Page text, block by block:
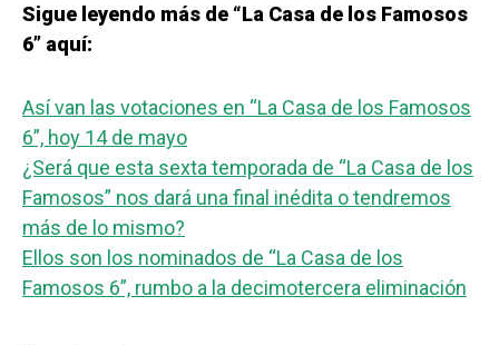
Sigue leyendo más de “La Casa de los Famosos
6” aquí:
Así van las votaciones en “La Casa de los Famosos
6”, hoy 14 de mayo
¿Será que esta sexta temporada de “La Casa de los
Famosos” nos dará una final inédita o tendremos
más de lo mismo?
Ellos son los nominados de “La Casa de los
Famosos 6”, rumbo a la decimotercera eliminación